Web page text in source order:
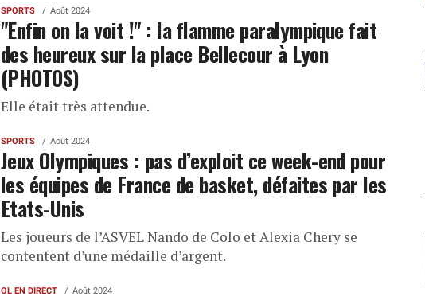
SPORTS Août 2024
"Enfin on la voit !" : la flamme paralympique fait
des heureux sur la place Bellecour à Lyon
(PHOTOS)
Elle était très attendue.
SPORTS Août 2024
Jeux Olympiques : pas d’exploit ce week-end pour
les équipes de France de basket, défaites par les
Etats-Unis
Les joueurs de l’ASVEL Nando de Colo et Alexia Chery se
contentent d’une médaille d’argent.
OL EN DIRECT Août 2024